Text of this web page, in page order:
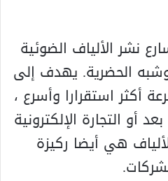
نشر الألياف الضوئية
الحضرية. يهدف إلى
أكثر استقرارا وأسرع ،
التجارة الإلكترونية
هي أيضا ركيزة